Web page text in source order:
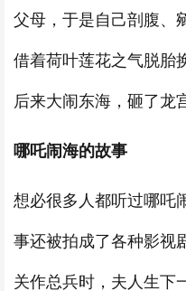
父母，于是自己剖腹、
借着荷叶莲花之气脱胎
后来大闹东海，砸了龙
哪吒闹海的故事
想必很多人都听过哪吒
事还被拍成了各种影视
关作总兵时，夫人生下